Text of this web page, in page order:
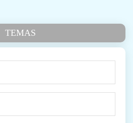
TEMAS